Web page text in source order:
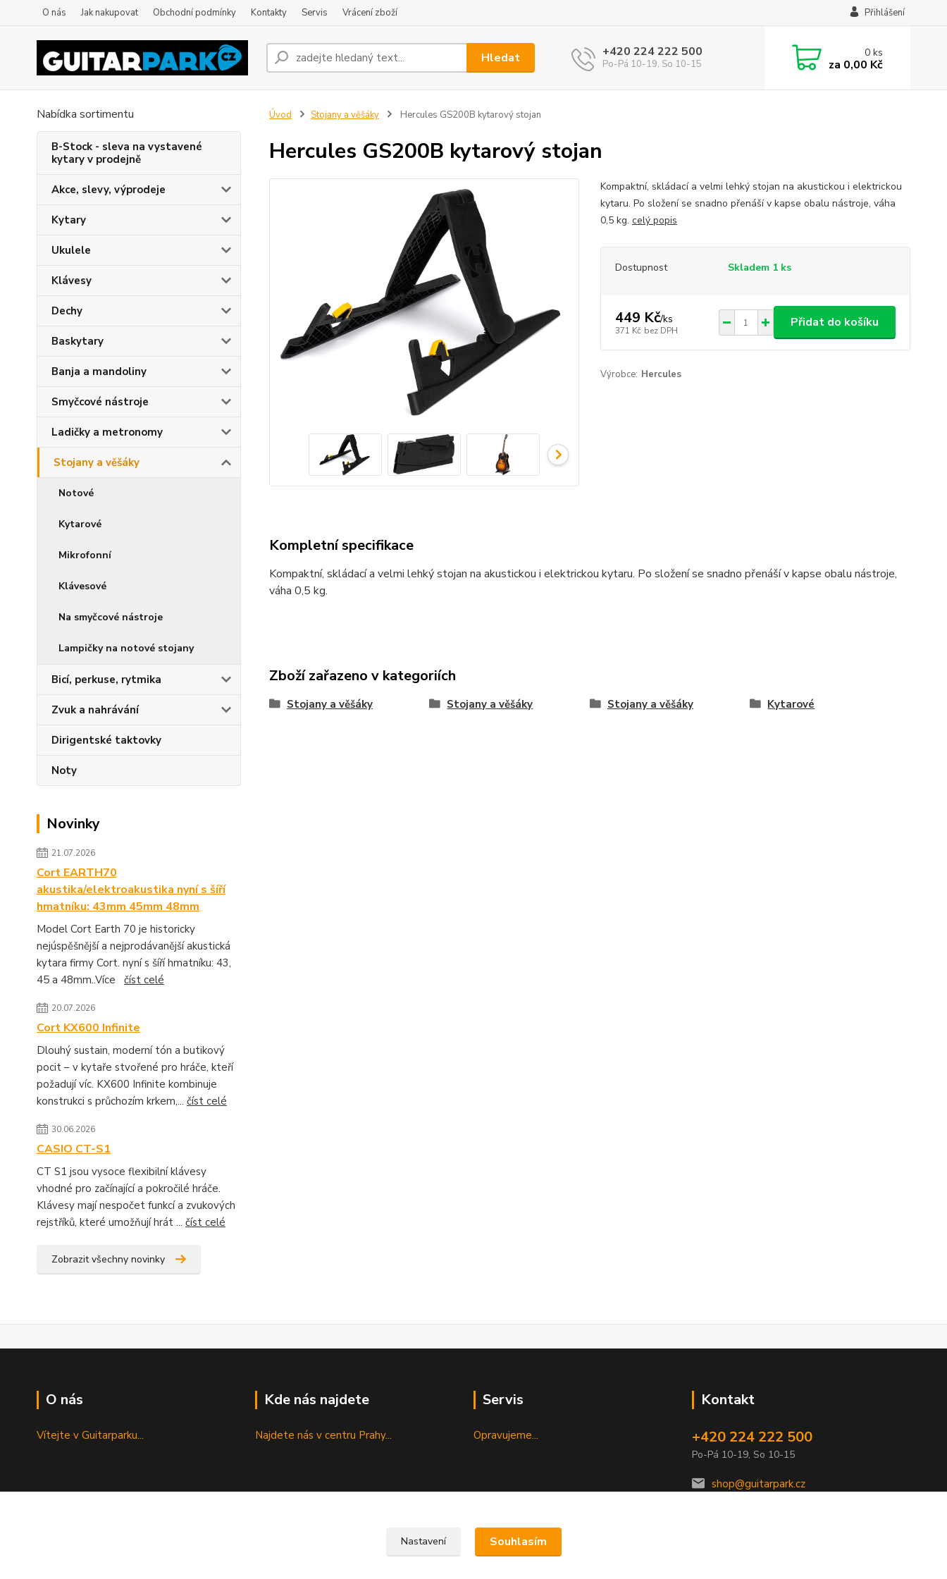
O nás Jak nakupovat Obchodní podmínky Kontakty Servis Vrácení zboží Přihlášení
Hledat +420 224 222 500
Po-Pá 10-19, So 10-15
0ks
za 0,00 Kč
Nabídka sortimentu
B-Stock - sleva na vystavené
kytary v prodejně
Akce, slevy, výprodeje
Kytary
Ukulele
Klávesy
Dechy
Baskytary
Banja a mandoliny
Smyčcové nástroje
Ladičky a metronomy
Stojany a věšáky
Notové
Kytarové
Mikrofonní
Klávesové
Na smyčcové nástroje
Lampičky na notové stojany
Bicí, perkuse, rytmika
Zvuk a nahrávání
Dirigentské taktovky
Noty
Novinky
21.07.2026
Cort EARTH70
akustika/elektroakustika nyní s šíří
hmatníku: 43mm 45mm 48mm
Model Cort Earth 70 je historicky
nejúspěšnější a nejprodávanější akustická
kytara firmy Cort. nyní s šíří hmatníku: 43,
45 a 48mm..Více číst celé
20.07.2026
Cort KX600 Infinite
Dlouhý sustain, moderní tón a butikový
pocit – v kytaře stvořené pro hráče, kteří
požadují víc. KX600 Infinite kombinuje
konstrukci s průchozím krkem,... číst celé
30.06.2026
CASIO CT-S1
CT S1 jsou vysoce flexibilní klávesy
vhodné pro začínající a pokročilé hráče.
Klávesy mají nespočet funkcí a zvukových
rejstříků, které umožňují hrát ... číst celé
Zobrazit všechny novinky
Úvod Stojany a věšáky Hercules GS200B kytarový stojan
Hercules GS200B kytarový stojan
Kompaktní, skládací a velmi lehký stojan na akustickou i elektrickou
kytaru. Po složení se snadno přenáší v kapse obalu nástroje, váha
0,5 kg. celý popis
Dostupnost Skladem 1 ks
449 Kč/ks
371 Kč bez DPH
Přidat do košíku
Výrobce: Hercules
Kompletní specifikace
Kompaktní, skládací a velmi lehký stojan na akustickou i elektrickou kytaru. Po složení se snadno přenáší v kapse obalu nástroje,
váha 0,5 kg.
Zboží zařazeno v kategoriích
Stojany a věšáky Stojany a věšáky Stojany a věšáky Kytarové
O nás
Vítejte v Guitarparku...
Kde nás najdete
Najdete nás v centru Prahy...
Servis
Opravujeme...
Kontakt
+420 224 222 500
Po-Pá 10-19, So 10-15
shop@guitarpark.cz
Nastavení Souhlasím